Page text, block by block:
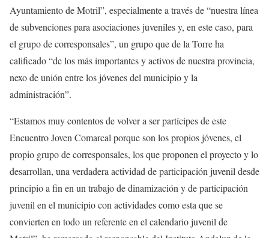
Ayuntamiento de Motril”, especialmente a través de “nuestra línea
de subvenciones para asociaciones juveniles y, en este caso, para
el grupo de corresponsales”, un grupo que de la Torre ha
calificado “de los más importantes y activos de nuestra provincia,
nexo de unión entre los jóvenes del municipio y la
administración”.
“Estamos muy contentos de volver a ser partícipes de este
Encuentro Joven Comarcal porque son los propios jóvenes, el
propio grupo de corresponsales, los que proponen el proyecto y lo
desarrollan, una verdadera actividad de participación juvenil desde
principio a fin en un trabajo de dinamización y de participación
juvenil en el municipio con actividades como esta que se
convierten en todo un referente en el calendario juvenil de